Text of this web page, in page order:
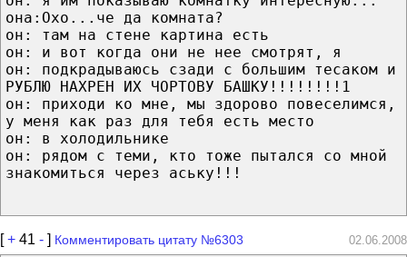
она:Охо...че да комната?
он: там на стене картина есть
он: и вот когда они не нее смотрят, я
он: подкрадываюсь сзади с большим тесаком и
РУБЛЮ НАХРЕН ИХ ЧОРТОВУ БАШКУ!!!!!!!!1
он: приходи ко мне, мы здорово повеселимся,
у меня как раз для тебя есть место
он: в холодильнике
он: рядом с теми, кто тоже пытался со мной
знакомиться через аську!!!
[+ 41 - ] Комментировать цитату №6303 02.06.2008